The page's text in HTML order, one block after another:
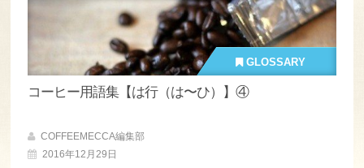
GLOSSARY
コーヒー用語集【は行（は〜ひ）】④
COFFEEMECCA編集部
2016年12月29日